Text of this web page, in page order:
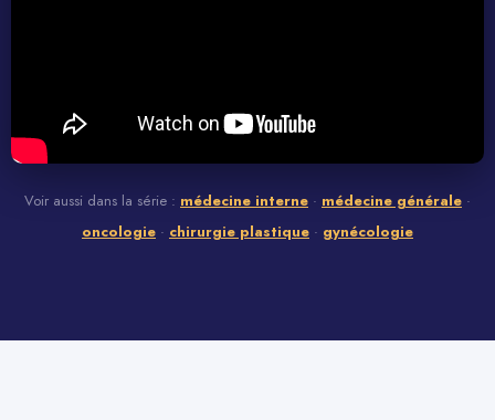
Voir aussi dans la série : médecine interne · médecine générale ·
oncologie · chirurgie plastique · gynécologie